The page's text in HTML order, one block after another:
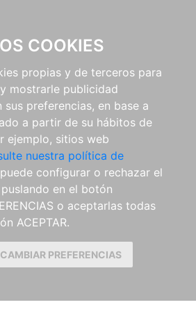
COOKIES
propias y de terceros para
mostrarle publicidad
sus preferencias, en base a
a partir de su hábitos de
ejemplo, sitios web
nuestra política de
configurar o rechazar el
en el botón
o aceptarlas todas
ACEPTAR.
CAMBIAR PREFERENCIAS